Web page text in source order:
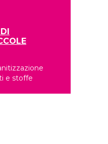
e stoffe